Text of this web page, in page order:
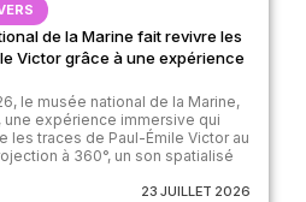
de la Marine fait revivre les
Victor grâce à une expérience
le musée national de la Marine,
une expérience immersive qui
les traces de Paul-Émile Victor au
à 360°, un son spatialisé
23 JUILLET 2026